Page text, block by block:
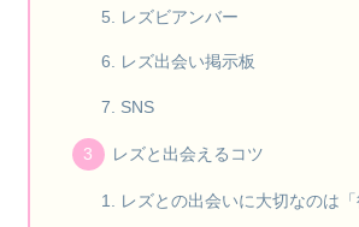
レズビアンバー
レズ出会い掲示板
SNS
レズと出会えるコツ
レズとの出会いに大切なのは「